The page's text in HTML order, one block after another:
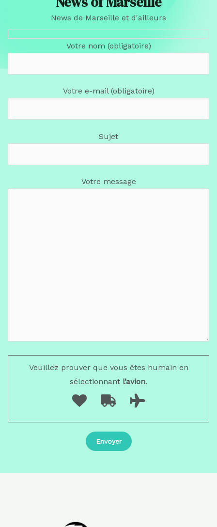
News de Marseille et d'ailleurs
Votre nom (obligatoire)
Votre e-mail (obligatoire)
Sujet
Votre message
Veuillez prouver que vous êtes humain en
sélectionnant l’avion.